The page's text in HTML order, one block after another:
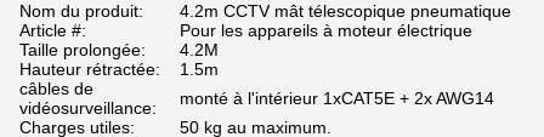
Nom du produit:
4.2m CCTV mât télescopique pneumatique
Article #:
Pour les appareils à moteur électrique
Taille prolongée:
4.2M
Hauteur rétractée:
1.5m
câbles de
vidéosurveillance:
monté à l'intérieur 1xCAT5E + 2x AWG14
Charges utiles:
50 kg au maximum.